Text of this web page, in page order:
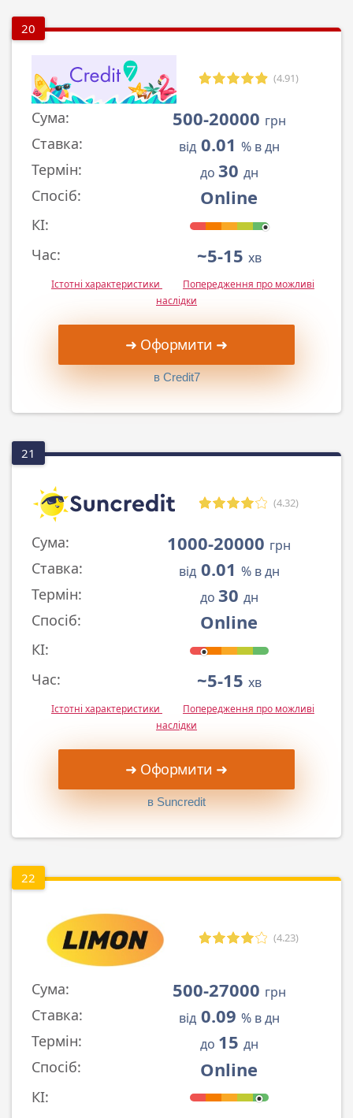
20
(4.91)
Сума: 500-20000 грн
Ставка: від0.01 % в дн
Термін: до 30 дн
Спосіб: Online
КІ:
Час:
~5-15 хв
Істотні характеристики
Попередження про можливі
наслідки
➜ Оформити ➜
в Credit7
21
(4.32)
Сума: 1000-20000 грн
Ставка: від0.01 % в дн
Термін: до 30 дн
Спосіб: Online
КІ:
Час:
~5-15 хв
Істотні характеристики
Попередження про можливі
наслідки
➜ Оформити ➜
в Suncredit
22
(4.23)
Сума: 500-27000 грн
Ставка: від0.09 % в дн
Термін: до 15 дн
Спосіб: Online
КІ: